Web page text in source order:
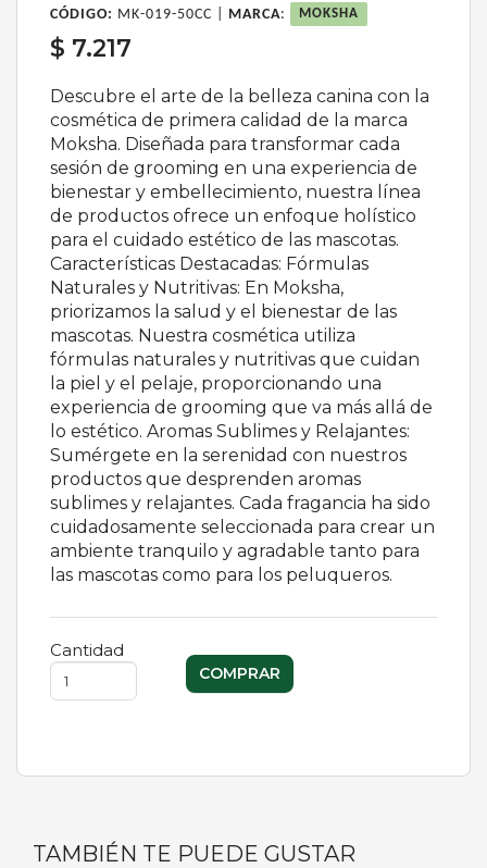
CÓDIGO: MK-019-50CC | MARCA: MOKSHA
$ 7.217
Descubre el arte de la belleza canina con la
cosmética de primera calidad de la marca
Moksha. Diseñada para transformar cada
sesión de grooming en una experiencia de
bienestar y embellecimiento, nuestra línea
de productos ofrece un enfoque holístico
para el cuidado estético de las mascotas.
Características Destacadas: Fórmulas
Naturales y Nutritivas: En Moksha,
priorizamos la salud y el bienestar de las
mascotas. Nuestra cosmética utiliza
fórmulas naturales y nutritivas que cuidan
la piel y el pelaje, proporcionando una
experiencia de grooming que va más allá de
lo estético. Aromas Sublimes y Relajantes:
Sumérgete en la serenidad con nuestros
productos que desprenden aromas
sublimes y relajantes. Cada fragancia ha sido
cuidadosamente seleccionada para crear un
ambiente tranquilo y agradable tanto para
las mascotas como para los peluqueros.
Cantidad
TAMBIÉN TE PUEDE GUSTAR